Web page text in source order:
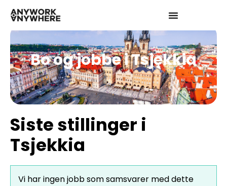
Bo og jobbe i Tsjekkia
Siste stillinger i
Tsjekkia
Vi har ingen jobb som samsvarer med dette